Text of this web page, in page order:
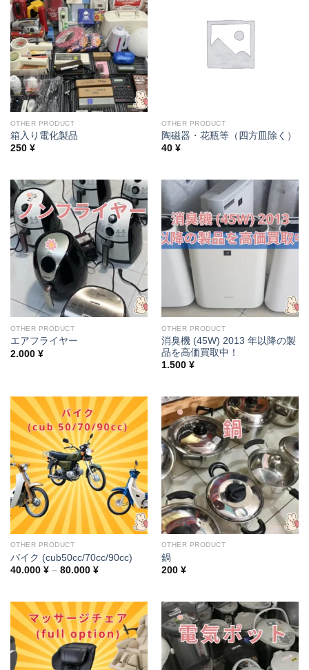
OTHER PRODUCT
箱入り電化製品
250 ¥
OTHER PRODUCT
陶磁器・花瓶等（四方皿除く）
40 ¥
OTHER PRODUCT
エアフライヤー
2.000 ¥
OTHER PRODUCT
消臭機 (45W) 2013 年以降の製
品を高価買取中！
1.500 ¥
OTHER PRODUCT
バイク (cub50cc/70cc/90cc)
40.000 ¥ – 80.000 ¥Price
80.000 ¥
OTHER PRODUCT
鍋
200 ¥